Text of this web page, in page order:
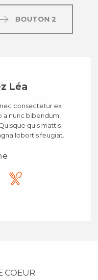
BOUTON 2
Léa
consectetur ex
a nunc bibendum,
quis mattis
lobortis feugiat.
COEUR